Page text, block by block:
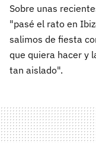
Sobre unas
"pasé el rato en
salimos de fiesta
que quiera hacer y
tan aislado".